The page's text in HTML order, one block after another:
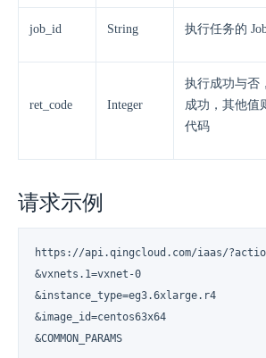
job_id String 执行任务的
ret_code Integer
执行成功与否
成功，其他值
代码
请求示例
https://api.qingcloud.com/iaas/
&vxnets.1=vxnet-0
&instance_type=eg3.6xlarge.r4
&image_id=centos63x64
&COMMON_PARAMS